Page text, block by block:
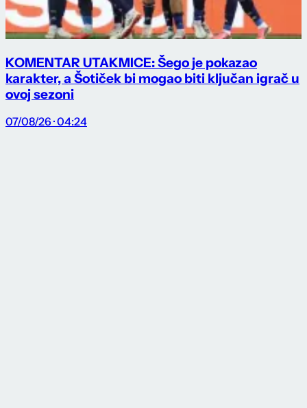
KOMENTAR UTAKMICE: Šego je pokazao
karakter, a Šotiček bi mogao biti ključan igrač u
ovoj sezoni
07/08/26 · 04:24